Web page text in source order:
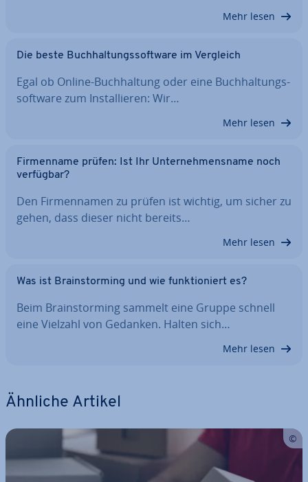
Mehr lesen
Die beste Buch­hal­tungs­soft­ware im Vergleich
Egal ob Online-Buch­hal­tung oder eine Buch­hal­tungs­
soft­ware zum In­stal­lie­ren: Wir…
Mehr lesen
Fir­men­na­me prüfen: Ist Ihr Un­ter­neh­mens­na­me noch
verfügbar?
Den Fir­men­na­men zu prüfen ist wichtig, um sicher zu
gehen, dass dieser nicht bereits…
Mehr lesen
Was ist Brain­stor­ming und wie funk­tio­niert es?
Beim Brain­stor­ming sammelt eine Gruppe schnell
eine Vielzahl von Gedanken. Halten sich…
Mehr lesen
Ähnliche Artikel